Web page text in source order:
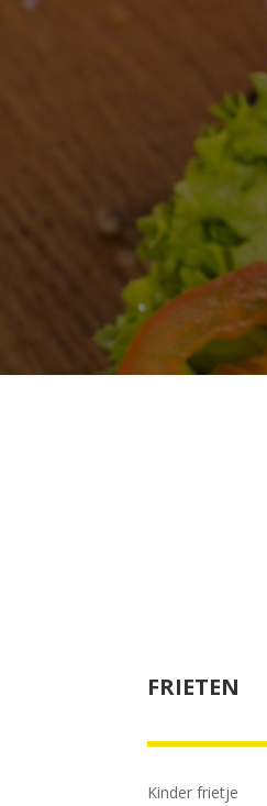
FRIETEN
Kinder frietje